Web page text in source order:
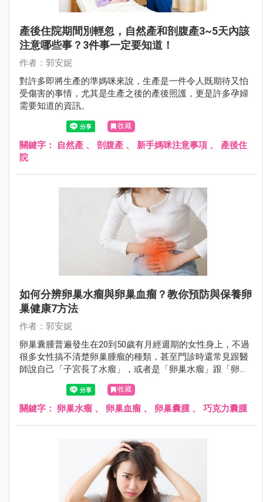
產後住院期間別輕忽，自然產和剖腹產3~5天內該
注意哪些事？3件事一定要知道！
作者：郭安妮
對許多即將生產的準媽咪來說，生產是一件令人既期待又怕
受傷害的事情，尤其是生產之後的產後照護，更是許多孕婦
需要知道的資訊。
收藏
關鍵字： 自然產 、 剖腹產 、 新手媽咪注意事項 、 產後住
院
如何分辨卵巢水瘤與卵巢血瘤？教你預防與保養卵
巢健康7方法
作者：郭安妮
卵巢囊腫普遍發生在20到50歲有月經週期的女性身上，不過
很多女性搞不清楚卵巢腫瘤的種類，甚至門診時還常見跟醫
師說自己「子宮長了水瘤」，或者是「卵巢水瘤」跟「卵巢
血瘤」分不清楚，女性朋友應該要認識什麼是卵巢囊腫。
收藏
關鍵字： 卵巢水瘤 、 卵巢血瘤 、 卵巢囊腫、 巧克力囊腫